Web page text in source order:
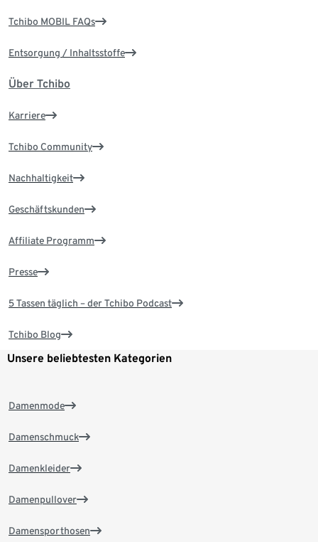
Tchibo MOBIL FAQs
Entsorgung / Inhaltsstoffe
Über Tchibo
Karriere
Tchibo Community
Nachhaltigkeit
Geschäftskunden
Affiliate Programm
Presse
5 Tassen täglich – der Tchibo Podcast
Tchibo Blog
Unsere beliebtesten Kategorien
Damenmode
Damenschmuck
Damenkleider
Damenpullover
Damensporthosen